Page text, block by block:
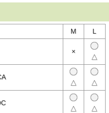
せる、布帛とフリースのよさを
フューズを採用。特殊な異形断
で汚れなどが付きにくく、耐摩
や汚れが気になるシーンで重宝
ボアフリースで保温性を考慮。
しても使いやすい仕様です。左
トは、デザインのアクセントに
ベストは、配色が効いたデザイ
ファスナーポケットがあり、ポ
ット感が調節できます。キャン
ユースまで、さまざまな場面で
M L
×
△
△
△
△
△